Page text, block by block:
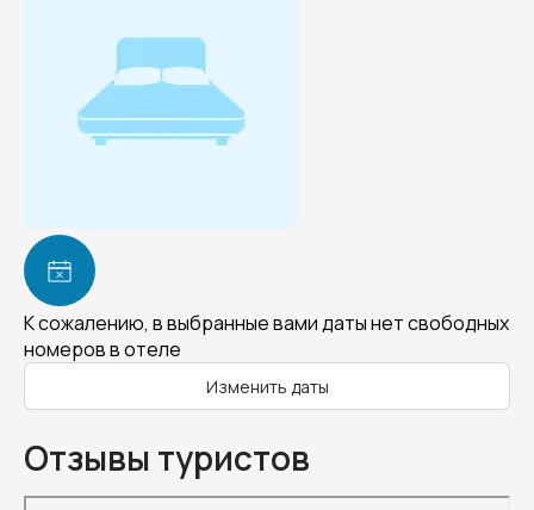
К сожалению, в выбранные вами даты нет свободных
номеров в отеле
Изменить даты
Отзывы туристов